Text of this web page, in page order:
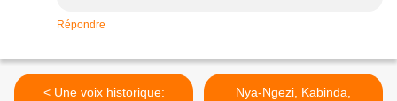
Répondre
< Une voix historique:
Nya-Ngezi, Kabinda,